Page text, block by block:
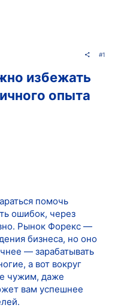
#1
избежать
опыта
помочь
ошибок, через
Рынок Форекс —
бизнеса, но оно
— зарабатывать
а вот вокруг
чужим, даже
вам успешнее